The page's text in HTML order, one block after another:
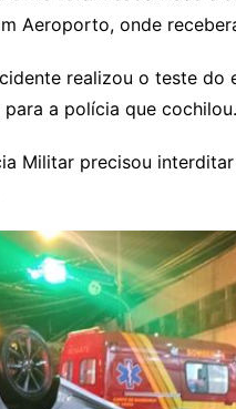
Aeroporto, onde
realizou o teste
a polícia que cochilou.
Militar precisou